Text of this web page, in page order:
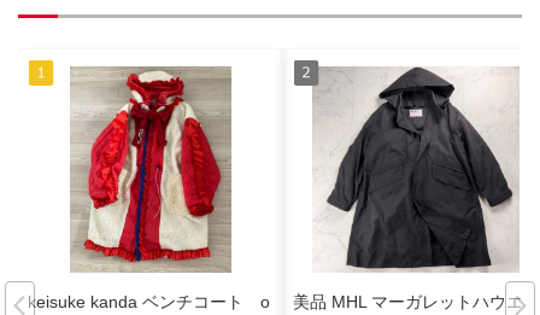
keisuke kanda ベンチコート o
美品 MHL マーガレットハウエ